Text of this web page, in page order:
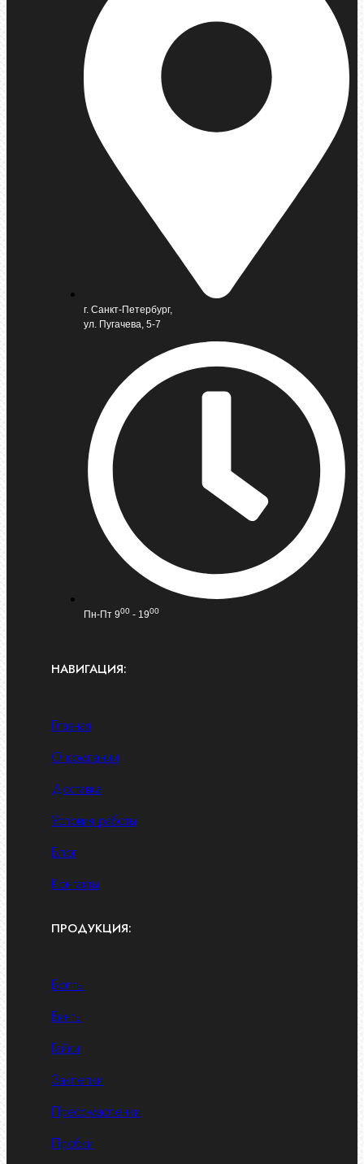
г. Санкт-Петербург,
ул. Пугачева, 5-7
Пн-Пт 900 - 1900
НАВИГАЦИЯ:
Главная
О компании
Доставка
Условия работы
Блог
Контакты
ПРОДУКЦИЯ:
Болты
Винты
Гайки
Заклепки
Пресс-масленки
Пробки